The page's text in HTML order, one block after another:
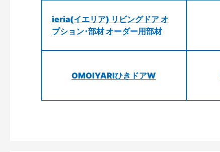
ieria(イエリア) リビングドア オ
プション･部材 オーダー用部材
OMOIYARIひきドアW